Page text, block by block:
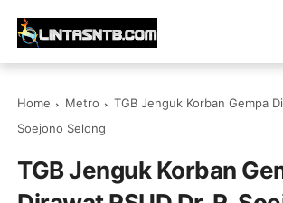
Home Metro
TGB Jenguk Korban Gempa
Soejono Selong
TGB Jenguk Korban